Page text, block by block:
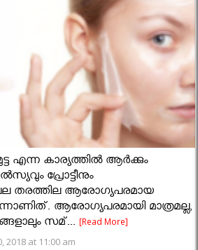
എന്ന കാര്യത്തില്‍ ആര്‍ക്കും
പ്രോട്ടീനും
തരത്തില ആരോഗ്യപരമായ
ആരോഗ്യപരമായി മാത്രമല്ല,
സമ്...[Read More]
at 11:00 am